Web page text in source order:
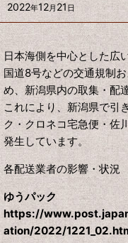
2022年12月21日
日本海側を中心とした広
国道8号などの交通規制
め、新潟県内の取集・配
これにより、新潟県で引
ク・クロネコ宅急便・佐
発生しています。
各配送業者の影響・状況
ゆうパック
https://
ation/2022/